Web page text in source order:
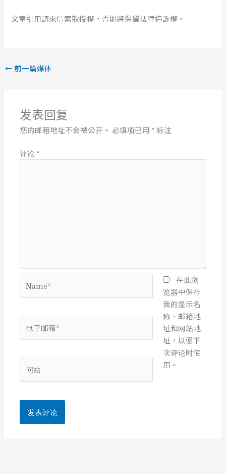
文章引用請來信索取授權，否則將保留法律追訴權。
← 前一篇媒体
发表回复
您的邮箱地址不会被公开。 必填项已用 *标注
评论 *
子
箱
站
在此浏
览器中保存
我的显示名
称、邮箱地
址和网站地
址，以便下
次评论时使
用。